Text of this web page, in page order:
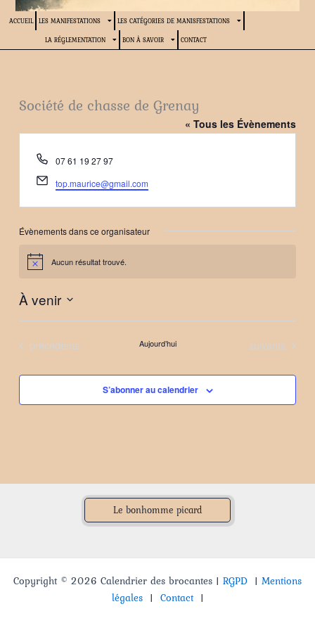
ACCUEIL LES MANIFESTATIONS LES CATÉGORIES DE MANISFESTATIONS
LA RÉGLEMENTATION BON À SAVOIR CONTACT
Société de chasse de Grenay
« Tous les Évènements
Téléphone
07 61 19 27 97
Email
top.maurice@gmail.com
Évènements dans ce organisateur
Notice Aucun résultat trouvé.
À venir
Sélectionnez
date.Évènements
précédents Aujourd’hui Évènements
suivants
S’abonner au calendrier
Le bonhomme picard
Copyright © 2026 Calendrier des brocantes | RGPD | Mentions
légales| Contact|